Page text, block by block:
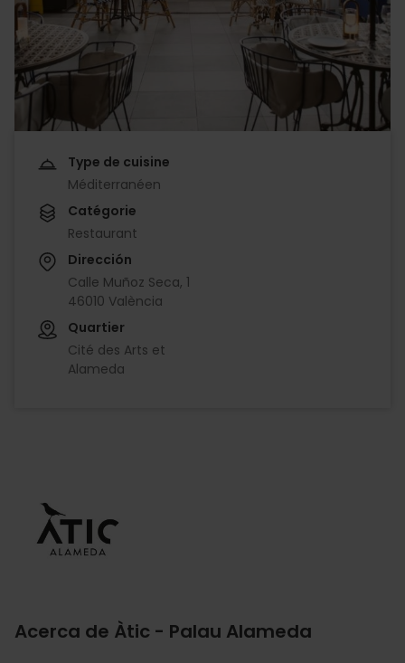
Type de cuisine
Méditerranéen
Catégorie
Restaurant
Dirección
Calle Muñoz Seca, 1
46010 València
Quartier
Cité des Arts et
Alameda
Acerca de Àtic - Palau Alameda